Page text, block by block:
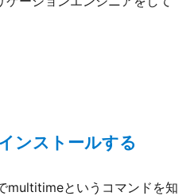
ンストールする
multitimeというコマンドを知